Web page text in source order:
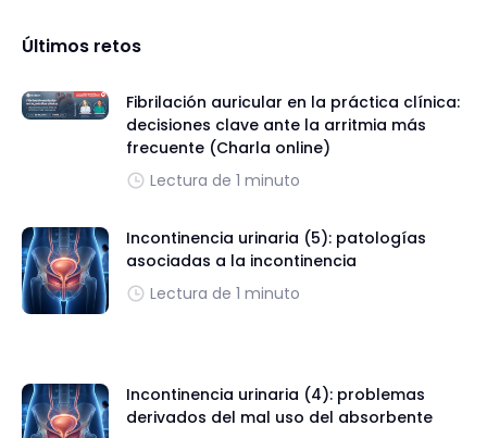
Últimos retos
Fibrilación auricular en la práctica clínica:
decisiones clave ante la arritmia más
frecuente (Charla online)
Lectura de 1 minuto
Incontinencia urinaria (5): patologías
asociadas a la incontinencia
Lectura de 1 minuto
Incontinencia urinaria (4): problemas
derivados del mal uso del absorbente